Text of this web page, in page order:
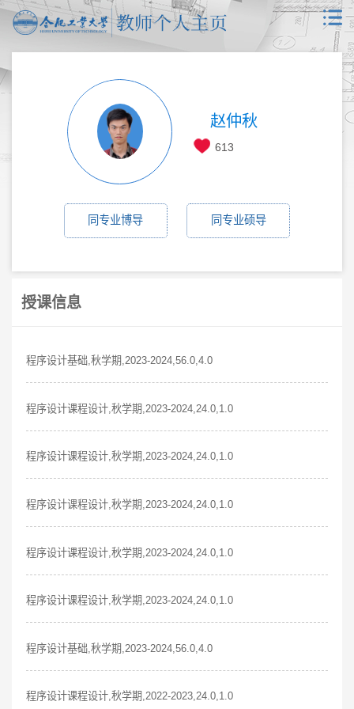
赵仲秋
613
同专业博导 同专业硕导
授课信息
程序设计基础,秋学期,2023-2024,56.0,4.0
程序设计课程设计,秋学期,2023-2024,24.0,1.0
程序设计课程设计,秋学期,2023-2024,24.0,1.0
程序设计课程设计,秋学期,2023-2024,24.0,1.0
程序设计课程设计,秋学期,2023-2024,24.0,1.0
程序设计课程设计,秋学期,2023-2024,24.0,1.0
程序设计基础,秋学期,2023-2024,56.0,4.0
程序设计课程设计,秋学期,2022-2023,24.0,1.0